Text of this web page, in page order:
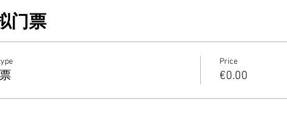
门票
Price
€0.00